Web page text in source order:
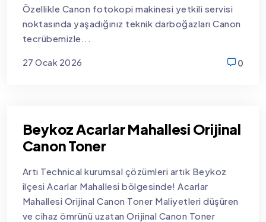
Özellikle Canon fotokopi makinesi yetkili servisi
noktasında yaşadığınız teknik darboğazları Canon
tecrübemizle...
27 Ocak 2026
0
Beykoz Acarlar Mahallesi Orijinal
Canon Toner
Artı Technical kurumsal çözümleri artık Beykoz
ilçesi Acarlar Mahallesi bölgesinde! Acarlar
Mahallesi Orijinal Canon Toner Maliyetleri düşüren
ve cihaz ömrünü uzatan Orijinal Canon Toner